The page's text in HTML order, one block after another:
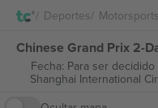
Deportes Motorsports
Fecha: Para ser
Shanghai International